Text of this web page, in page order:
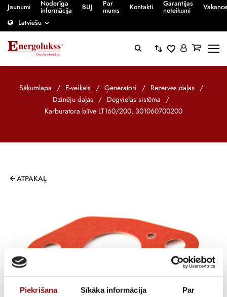
Piekrišana Sīkāka informācija Par
Jaunumi Noderīga
informācija BUJ Par
mums Kontakti Garantijas
noteikumi
Latviešu
Sākumlapa / E-veikals / Ģeneratori / Rezerves daļas /
Dzinēju daļas / Degvielas sistēma /
Karburatora blīve LT160/200, 301060700200
ATPAKAĻ